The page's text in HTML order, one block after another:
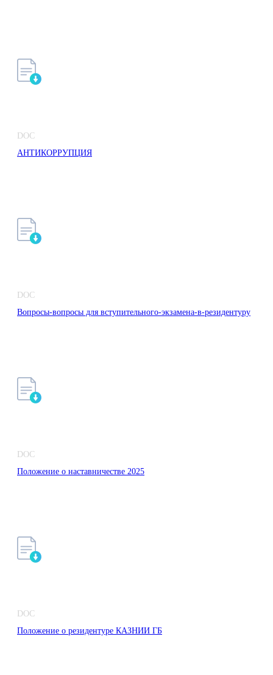
DOC
АНТИКОРРУПЦИЯ
DOC
Вопросы-вопросы для вступительного-экзамена-в-резидентуру
DOC
Положение о наставничестве 2025
DOC
Положение о резидентуре КАЗНИИ ГБ